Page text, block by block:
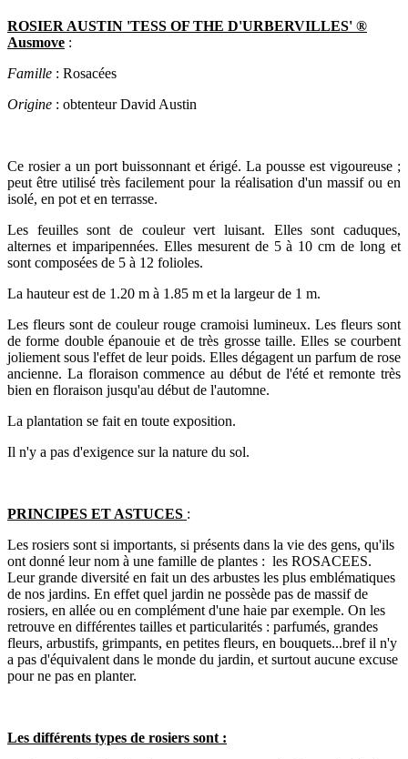
ROSIER AUSTIN 'TESS OF THE D'URBERVILLES' ®
Ausmove :
Famille : Rosacées
Origine : obtenteur David Austin
Ce rosier a un port buissonnant et érigé. La pousse est vigoureuse ;
peut être utilisé très facilement pour la réalisation d'un massif ou en
isolé, en pot et en terrasse.
Les feuilles sont de couleur vert luisant. Elles sont caduques,
alternes et imparipennées. Elles mesurent de 5 à 10 cm de long et
sont composées de 5 à 12 folioles.
La hauteur est de 1.20 m à 1.85 m et la largeur de 1 m.
Les fleurs sont de couleur rouge cramoisi lumineux. Les fleurs sont
de forme double épanouie et de très grosse taille. Elles se courbent
joliement sous l'effet de leur poids. Elles dégagent un parfum de rose
ancienne. La floraison commence au début de l'été et remonte très
bien en floraison jusqu'au début de l'automne.
La plantation se fait en toute exposition.
Il n'y a pas d'exigence sur la nature du sol.
PRINCIPES ET ASTUCES :
Les rosiers sont si importants, si présents dans la vie des gens, qu'ils
ont donné leur nom à une famille de plantes : les ROSACEES.
Leur grande diversité en fait un des arbustes les plus emblématiques
de nos jardins. En effet quel jardin ne possède pas de massif de
rosiers, en allée ou en complément d'une haie par exemple. On les
retrouve en différentes tailles et particularités : parfumés, grandes
fleurs, arbustifs, grimpants, en petites fleurs, en bouquets...bref il n'y
a pas d'équivalent dans le monde du jardin, et surtout aucune excuse
pour ne pas en planter.
Les différents types de rosiers sont :